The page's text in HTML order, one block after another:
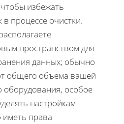
избежать
процессе очистки.
пространством для
данных; обычно
общего объема вашей
оборудования, особое
настройкам
иметь права